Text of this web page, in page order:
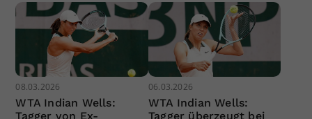
08.03.2026
WTA Indian Wells:
Tagger von Ex-
06.03.2026
WTA Indian Wells:
Tagger überzeugt bei